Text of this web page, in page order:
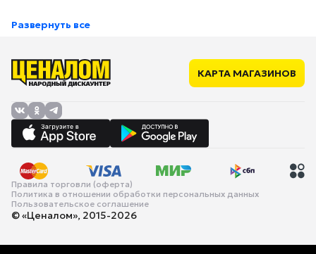
Толщина
Развернуть все
КАРТА МАГАЗИНОВ
Правила торговли (оферта)
Политика в отношении обработки персональных данных
Пользовательское соглашение
© «Ценалом», 2015-2026